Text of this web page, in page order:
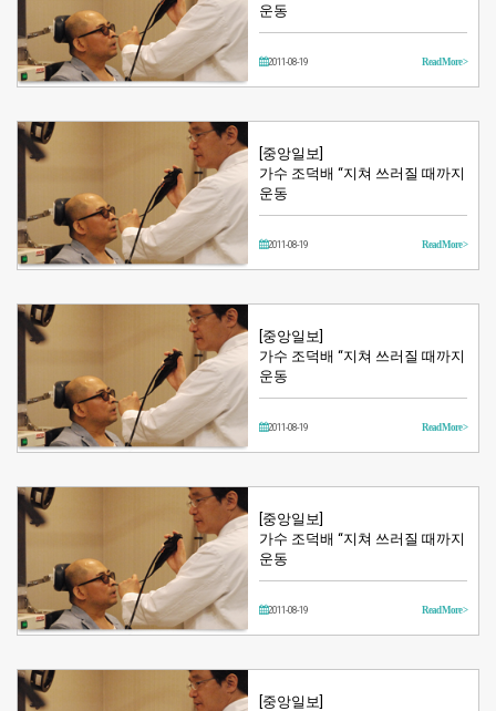
운동
2011-08-19 Read More >
[중앙일보]
가수 조덕배 “지쳐 쓰러질 때까지
운동
2011-08-19 Read More >
[중앙일보]
가수 조덕배 “지쳐 쓰러질 때까지
운동
2011-08-19 Read More >
[중앙일보]
가수 조덕배 “지쳐 쓰러질 때까지
운동
2011-08-19 Read More >
[중앙일보]